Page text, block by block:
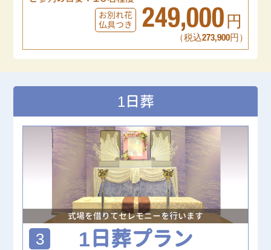
お別れ花
仏具つき
249,000 円
（税込273,900円）
1日葬
式場を借りてセレモニーを行います
3 1日葬プラン